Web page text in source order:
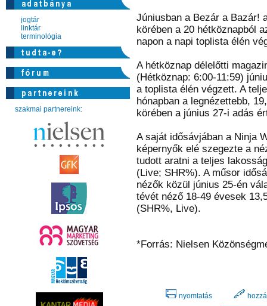
jogtár
linktár
terminológia
szakmai partnereink:
Júniusban a Bezár a Bazár!
körében a 20 hétköznapból
napon a napi toplista élén
A hétköznap délelőtti
(Hétköznap: 6:00-11:59)
a toplista élén végzett. A
hónapban a legnézettebb,
körében a június 27-i adás
A saját idősávjában a Ninja
képernyők elé szegezte a
tudott aratni a teljes
(Live; SHR%). A műsor
nézők közül június 25-én
tévét néző 18-49 évesek
(SHR%, Live).
*Forrás: Nielsen
nyomtatás